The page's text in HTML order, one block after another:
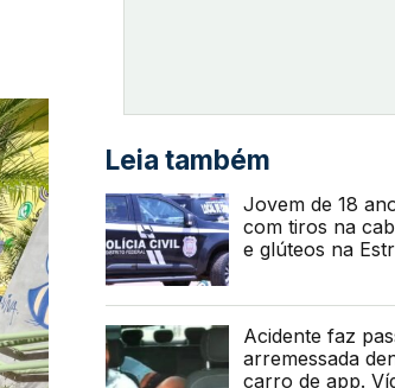
Leia também
Jovem de 18
com tiros na
e glúteos na
Acidente faz
arremessada
carro de app.